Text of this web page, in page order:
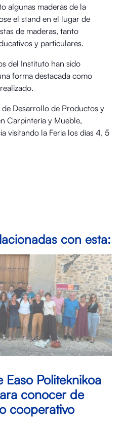
algunas maderas de la
el stand en el lugar de
de maderas, tanto
y particulares.
del Instituto han sido
forma destacada como
Desarrollo de Productos y
Carpintería y Mueble,
visitando la Feria los días 4, 5
con esta:
Easo Politeknikoa
conocer de
cooperativo